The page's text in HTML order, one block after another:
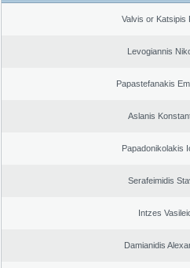
Valvis or Katsipis
Levogiannis
Papastefanakis
Aslanis
Papadonikolakis
Serafeimidis
Intzes
Damianidis